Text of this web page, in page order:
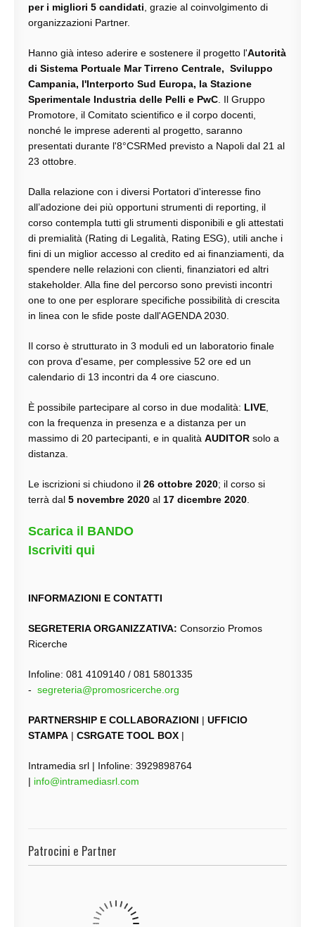
per i migliori 5 candidati , grazie al coinvolgimento di
organizzazioni Partner.
Hanno già inteso aderire e sostenere il progetto l'Autorità
di Sistema Portuale Mar Tirreno Centrale, Sviluppo
Campania, l'Interporto Sud Europa, la Stazione
Sperimentale Industria delle Pelli e PwC . Il Gruppo
Promotore, il Comitato scientifico e il corpo docenti,
nonché le imprese aderenti al progetto, saranno
presentati durante l'8°CSRMed previsto a Napoli dal 21 al
23 ottobre.
Dalla relazione con i diversi Portatori d'interesse fino
all’adozione dei più opportuni strumenti di reporting, il
corso contempla tutti gli strumenti disponibili e gli attestati
di premialità (Rating di Legalità, Rating ESG), utili anche i
fini di un miglior accesso al credito ed ai finanziamenti, da
spendere nelle relazioni con clienti, finanziatori ed altri
stakeholder. Alla fine del percorso sono previsti incontri
one to one per esplorare specifiche possibilità di crescita
in linea con le sfide poste dall'AGENDA 2030.
Il corso è strutturato in 3 moduli ed un laboratorio finale
con prova d'esame, per complessive 52 ore ed un
calendario di 13 incontri da 4 ore ciascuno.
È possibile partecipare al corso in due modalità: LIVE
con la frequenza in presenza e a distanza per un
massimo di 20 partecipanti, e in qualità AUDITOR solo a
distanza.
Le iscrizioni si chiudono il 26 ottobre 2020; il corso si
terrà dal 5 novembre 2020 al 17 dicembre 2020
Scarica il BANDO
Iscriviti qui
INFORMAZIONI E CONTATTI
SEGRETERIA ORGANIZZATIVA: Consorzio Promos
Ricerche
Infoline: 081 4109140 / 081 5801335
- segreteria@promosricerche.org
PARTNERSHIP E COLLABORAZIONI | UFFICIO
STAMPA | CSRGATE TOOL BOX |
Intramedia srl | Infoline: 3929898764
| info@intramediasrl.com
Patrocini e Partner